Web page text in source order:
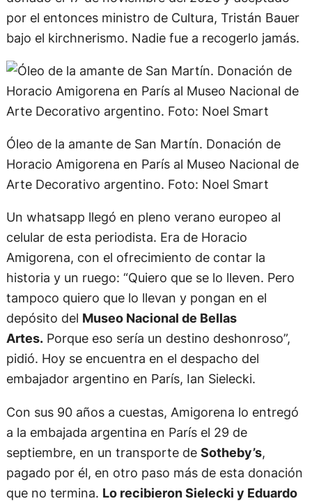
por el entonces ministro de Cultura, Tristán Bauer
bajo el kirchnerismo. Nadie fue a recogerlo jamás.
Óleo de la amante de San Martín. Donación de
Horacio Amigorena en París al Museo Nacional de
Arte Decorativo argentino. Foto: Noel Smart
Un whatsapp llegó en pleno verano europeo al
celular de esta periodista. Era de Horacio
Amigorena, con el ofrecimiento de contar la
historia y un ruego: “Quiero que se lo lleven. Pero
tampoco quiero que lo llevan y pongan en el
depósito del Museo Nacional de Bellas
Artes.Porque eso sería un destino deshonroso”,
pidió. Hoy se encuentra en el despacho del
embajador argentino en París, Ian Sielecki.
Con sus 90 años a cuestas, Amigorena lo entregó
a la embajada argentina en París el 29 de
septiembre, en un transporte de Sotheby’s,
pagado por él, en otro paso más de esta donación
que no termina. Lo recibieron Sielecki y Eduardo